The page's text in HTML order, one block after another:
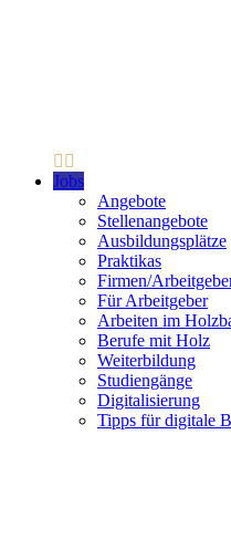
Jobs
Angebote
Stellenangebote
Ausbildungsplätze
Praktikas
Firmen/
Für Arbeitgeber
Arbeiten im
Berufe mit Holz
Weiterbildung
Studiengänge
Digitalisierung
Tipps für digitale